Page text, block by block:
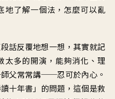
地了解一個法 ， 怎麼可以亂
話反覆地想一想 ， 其實就記
太多的開演 ， 能夠消化、理
師父常常講──忍可於內心 。
十年書」的問題 ， 這個是救